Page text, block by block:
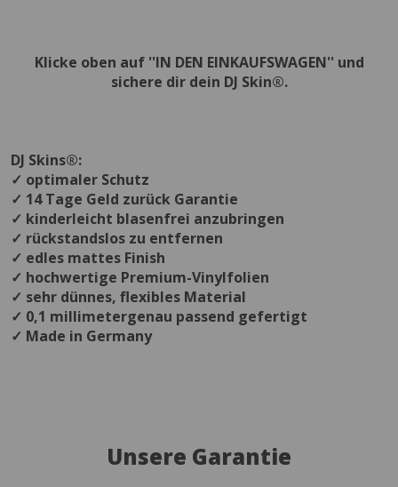
Klicke oben auf ''IN DEN EINKAUFSWAGEN'' und
sichere dir dein DJ Skin®.
DJ Skins®:
✓ optimaler Schutz
✓ 14 Tage Geld zurück Garantie
✓ kinderleicht blasenfrei anzubringen
✓ rückstandslos zu entfernen
✓ edles mattes Finish
✓ hochwertige Premium-Vinylfolien
✓ sehr dünnes, flexibles Material
✓ 0,1 millimetergenau passend gefertigt
✓ Made in Germany
Unsere Garantie